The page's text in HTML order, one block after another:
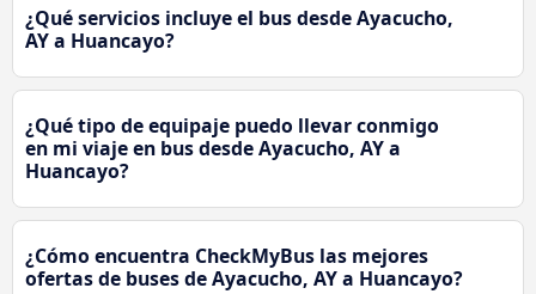
¿Qué servicios incluye el bus desde Ayacucho,
AY a Huancayo?
¿Qué tipo de equipaje puedo llevar conmigo
en mi viaje en bus desde Ayacucho, AY a
Huancayo?
¿Cómo encuentra CheckMyBus las mejores
ofertas de buses de Ayacucho, AY a Huancayo?